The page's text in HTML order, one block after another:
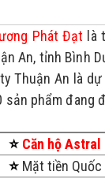
Phát Đạt là
An, tỉnh Bình
Thuận An là
sản phẩm
⭐ Căn hộ
⭐ Mặt tiền Quốc